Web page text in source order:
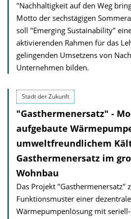
"Nachhaltigkeit auf den Weg
Motto der sechstägigen
soll "Emerging Sustainability"
aktivierenden Rahmen für das
gelingenden Umsetzens von
Unternehmen bilden.
Stadt der Zukunft
"Gasthermenersatz" -
aufgebaute
umweltfreundlichem
Gasthermenersatz im
Wohnbau
Das Projekt "Gasthermenersatz"
Funktionsmuster einer
Wärmepumpenlösung mit